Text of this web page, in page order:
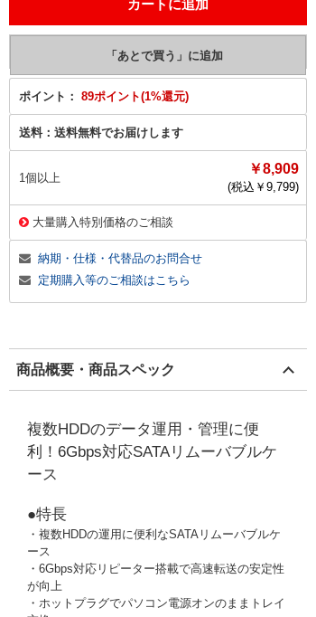
ポイント： 89ポイント(1%還元)
送料： 送料無料でお届けします
1個以上
￥8,909
(税込￥ 9,799)
大量購入特別価格のご相談
納期・仕様・代替品のお問合せ
定期購入等のご相談はこちら
商品概要・商品スペック
複数HDDのデータ運用・管理に便
利！6Gbps対応SATAリムーバブルケ
ース
●特長
・複数HDDの運用に便利なSATAリムーバブルケ
ース
・6Gbps対応リピーター搭載で高速転送の安定性
が向上
・ホットプラグでパソコン電源オンのままトレイ